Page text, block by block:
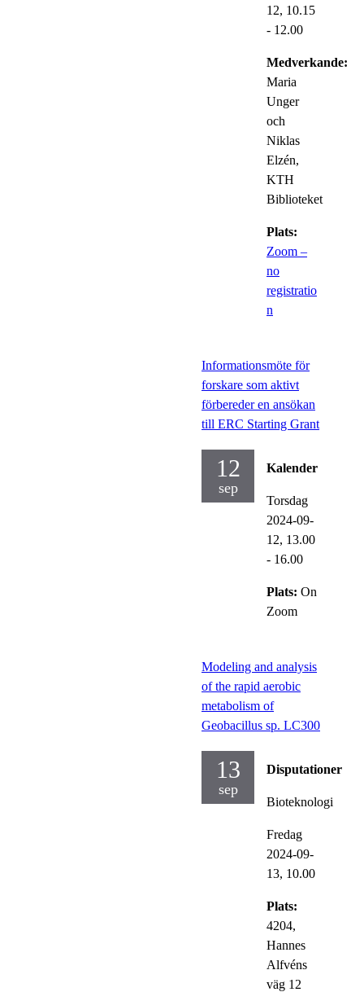
12, 10.15
- 12.00
Medverkande:
Maria
Unger
och
Niklas
Elzén,
KTH
Biblioteket
Plats:
Zoom –
no
registratio
n
Informationsmöte för
forskare som aktivt
förbereder en ansökan
till ERC Starting Grant
12
sep
Kalender
Torsdag
2024-09-
12, 13.00
- 16.00
Plats: On
Zoom
Modeling and analysis
of the rapid aerobic
metabolism of
Geobacillus sp. LC300
13
sep
Disputationer
Bioteknologi
Fredag
2024-09-
13, 10.00
Plats:
4204,
Hannes
Alfvéns
väg 12